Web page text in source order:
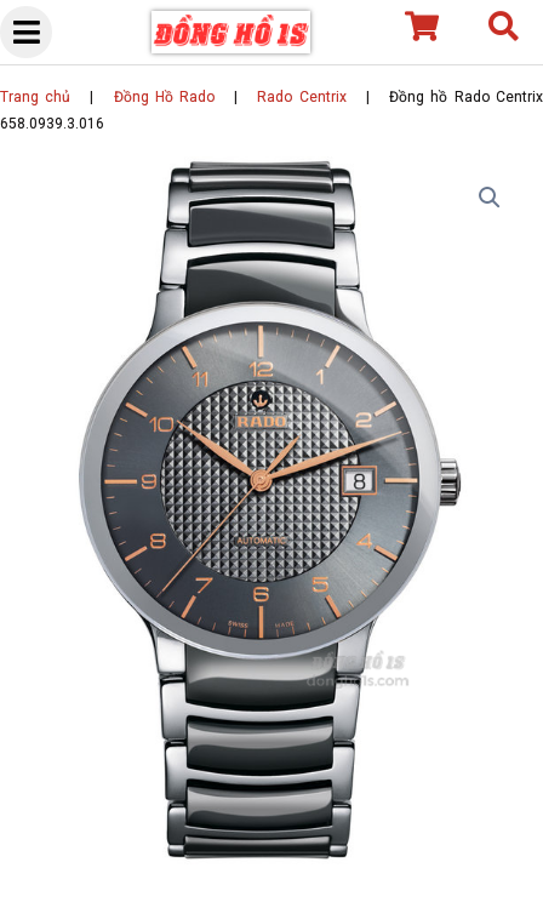
Skip
content
Trang chủ Đồng Hồ Rado Rado Centrix| Đồng hồ Rado Centrix
658.0939.3.016